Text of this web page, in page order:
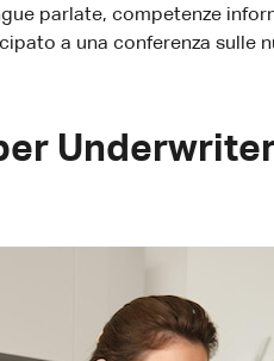
parlate, competenze
a una conferenza sulle